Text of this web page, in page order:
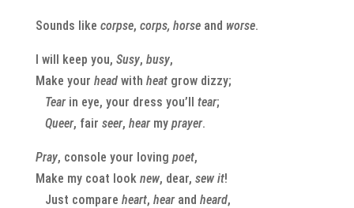
Sounds like corpse, corps, horseand worse.
I will keep you, Susy, busy,
Make your headwith heatgrow dizzy;
Tearin eye, your dress you’ll tear;
Queer, fair seer, hearmy prayer.
Pray, console your loving poet,
Make my coat look new, dear, sew it!
Just compare heart, hearand heard,